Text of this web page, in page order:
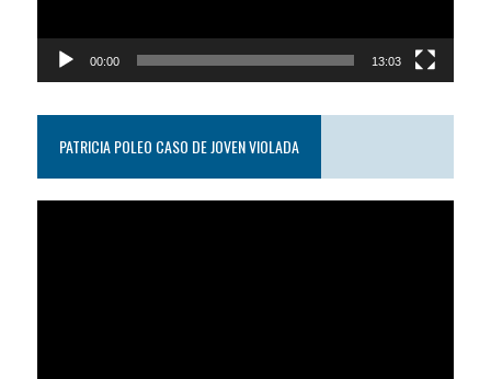
00:00 13:03
PATRICIA POLEO CASO DE JOVEN VIOLADA